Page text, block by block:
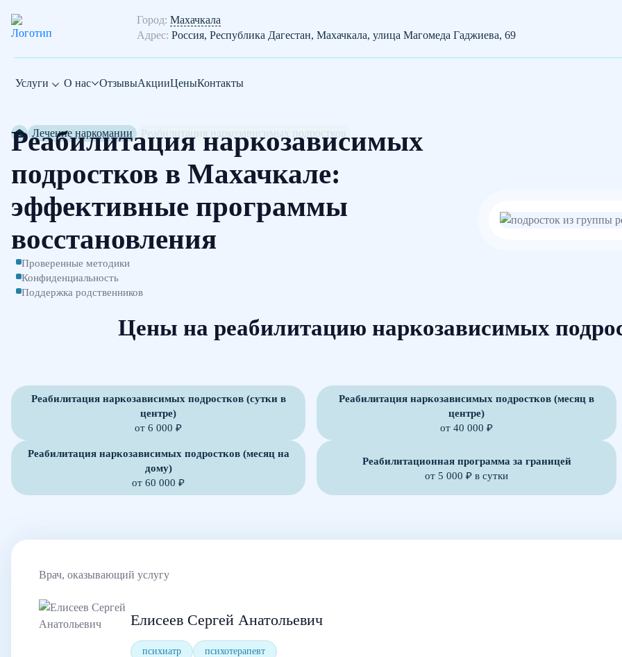
Город: Махачкала
Адрес: Россия, Республика Дагестан, Махачкала, улица Магомеда Гаджиева, 69
Услуги О нас ОтзывыАкцииЦеныКонтакты
Лечение наркомании
Реабилитация наркозависимых
подростков в Махачкале:
эффективные программы
восстановления
Проверенные методики
Конфиденциальность
Поддержка родственников
Цены на реабилитацию наркозависимых
Реабилитация наркозависимых подростков (сутки в
центре)
от 6 000 ₽
Реабилитация наркозависимых подростков (месяц в
центре)
от 40 000 ₽
Реабилитация наркозависимых подростков (месяц на
дому)
от 60 000 ₽
Реабилитационная программа за границей
от 5 000 ₽ в сутки
Врач, оказывающий услугу
Елисеев Сергей Анатольевич
психиатр психотерапевт